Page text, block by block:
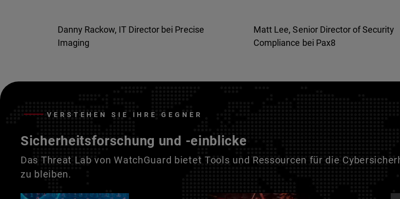
Danny Rackow, IT Director bei Precise
Imaging
Matt Lee, Senior Director of Security
Compliance bei Pax8
VERSTEHEN SIE IHRE GEGNER
Sicherheitsforschung und -einblicke
Das Threat Lab von WatchGuard bietet Tools und Ressourcen für die
zu bleiben.